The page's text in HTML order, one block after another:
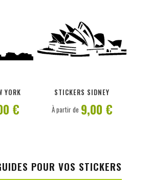
YORK
€
STICKERS SIDNEY
À partir de 9,00 €
POUR VOS STICKERS